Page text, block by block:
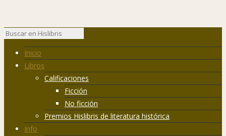
Inicio
Libros
Calificaciones
Ficción
No ficción
Premios Hislibris de literatura histórica
Info